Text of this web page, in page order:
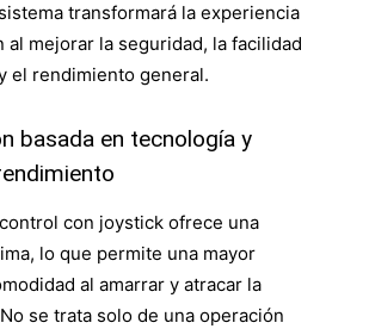
transformará la experiencia
al mejorar la seguridad, la facilidad
el rendimiento general.
basada en tecnología y
con joystick ofrece una
lo que permite una mayor
al amarrar y atracar la
se trata solo de una operación